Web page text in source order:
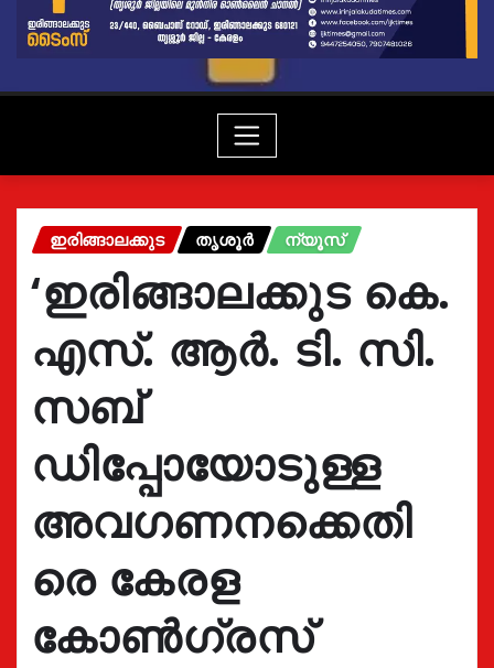
ഇരിങ്ങാലക്കുട തൃശൂർ ന്യൂസ്
‘ഇരിങ്ങാലക്കുട കെ.
എസ്. ആർ. ടി. സി.
സബ്
ഡിപ്പോയോടുള്ള
അവഗണനക്കെതി
രെ കേരള
കോൺഗ്രസ്‌